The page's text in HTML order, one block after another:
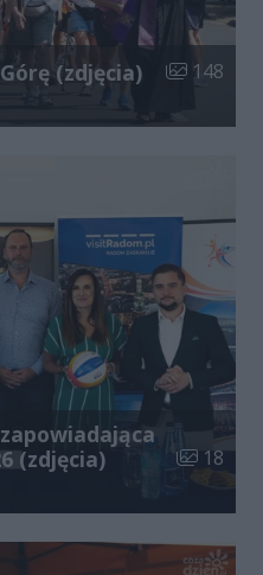
(zdjęcia) Liczba
148
(zdjęcia)
Liczba
18